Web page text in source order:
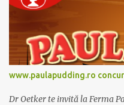
www.paulapudding.ro
Dr Oetker te invită la Ferma